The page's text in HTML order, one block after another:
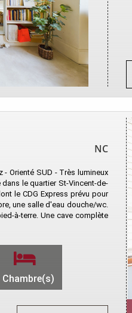
NC
- Orienté SUD - Très lumineux
le quartier St-Vincent-de-
le CDG Express prévu pour
une salle d'eau douche/wc.
à-terre. Une cave complète
Chambre(s)